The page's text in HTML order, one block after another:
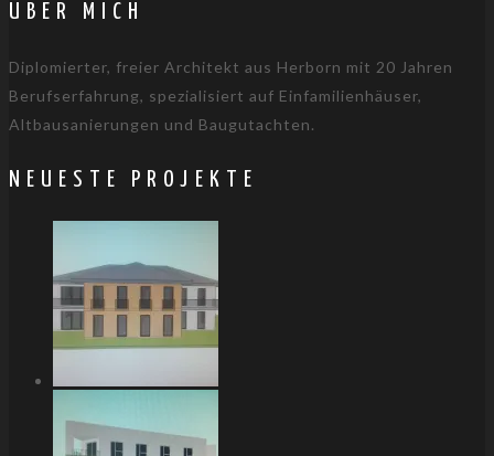
ÜBER MICH
Diplomierter, freier Architekt aus Herborn mit 20 Jahren
Berufserfahrung, spezialisiert auf Einfamilienhäuser,
Altbausanierungen und Baugutachten.
NEUESTE PROJEKTE